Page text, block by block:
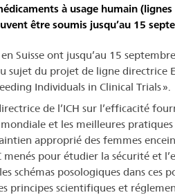
à usage humain (lignes
être soumis jusqu’au 15
Suisse ont jusqu’au 15
sujet du projet de ligne directrice
Individuals in Clinical Trials ».
de l’ICH sur l’efficacité
mondiale et les meilleures
approprié des femmes
menés pour étudier la sécurité et
schémas posologiques dans ces
principes scientifiques et